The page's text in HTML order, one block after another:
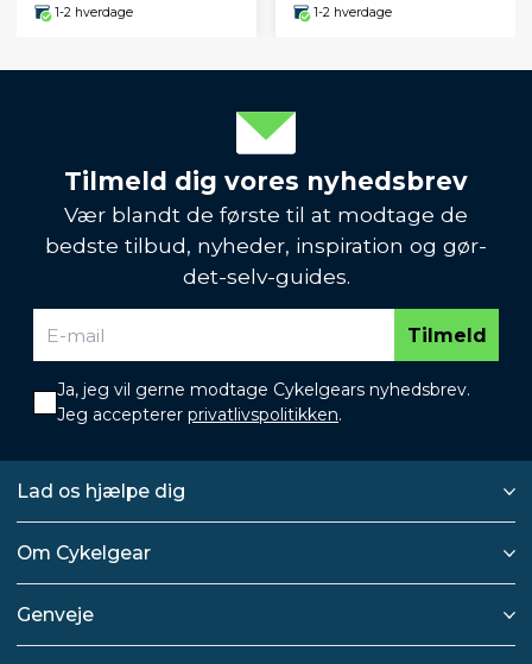
1-2 hverdage 1-2 hverdage
Tilmeld dig vores nyhedsbrev
Vær blandt de første til at modtage de
bedste tilbud, nyheder, inspiration og gør-
det-selv-guides.
Tilmeld
Ja, jeg vil gerne modtage Cykelgears nyhedsbrev.
Jeg accepterer privatlivspolitikken.
Lad os hjælpe dig
Om Cykelgear
Genveje